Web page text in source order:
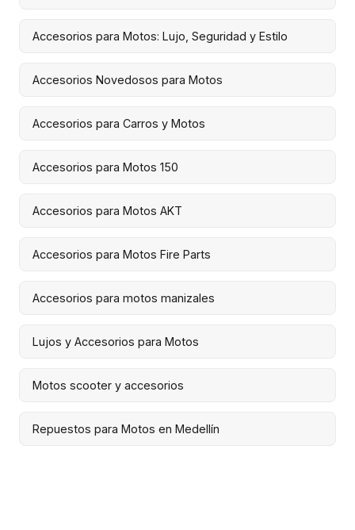
Accesorios para Motos: Lujo, Seguridad y Estilo
Accesorios Novedosos para Motos
Accesorios para Carros y Motos
Accesorios para Motos 150
Accesorios para Motos AKT
Accesorios para Motos Fire Parts
Accesorios para motos manizales
Lujos y Accesorios para Motos
Motos scooter y accesorios
Repuestos para Motos en Medellín